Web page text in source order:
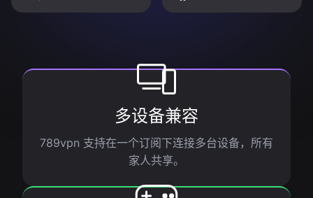
多设备兼容
789vpn 支持在一个订阅下连接多台设备，所有
家人共享。